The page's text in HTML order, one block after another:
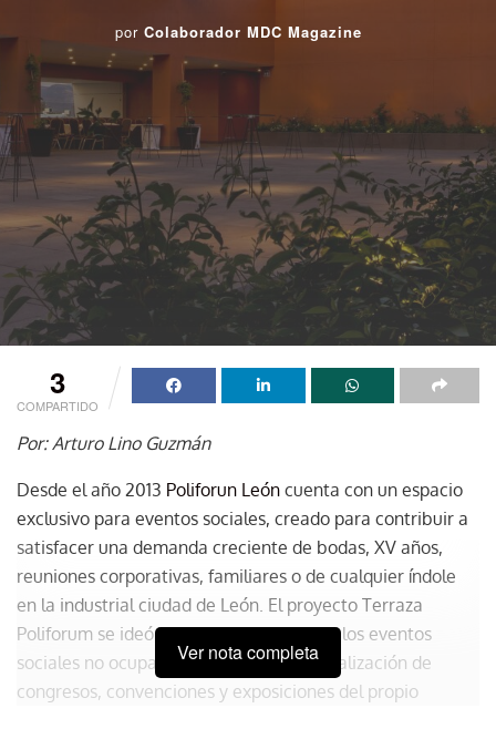
por Colaborador MDC Magazine
3
COMPARTIDO
Por: Arturo Lino Guzmán
Desde el año 2013 Poliforun León cuenta con un espacio
exclusivo para eventos sociales, creado para contribuir a
satisfacer una demanda creciente de bodas, XV años,
reuniones corporativas, familiares o de cualquier índole
en la industrial ciudad de León. El proyecto Terraza
Poliforum se ideó con la finalidad de que los eventos
sociales no ocuparan espacios para la realización de
congresos, convenciones y exposiciones del propio
Ver nota completa